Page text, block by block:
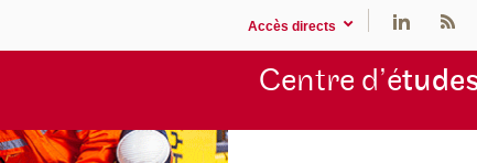
Accès directs
Centre d’é